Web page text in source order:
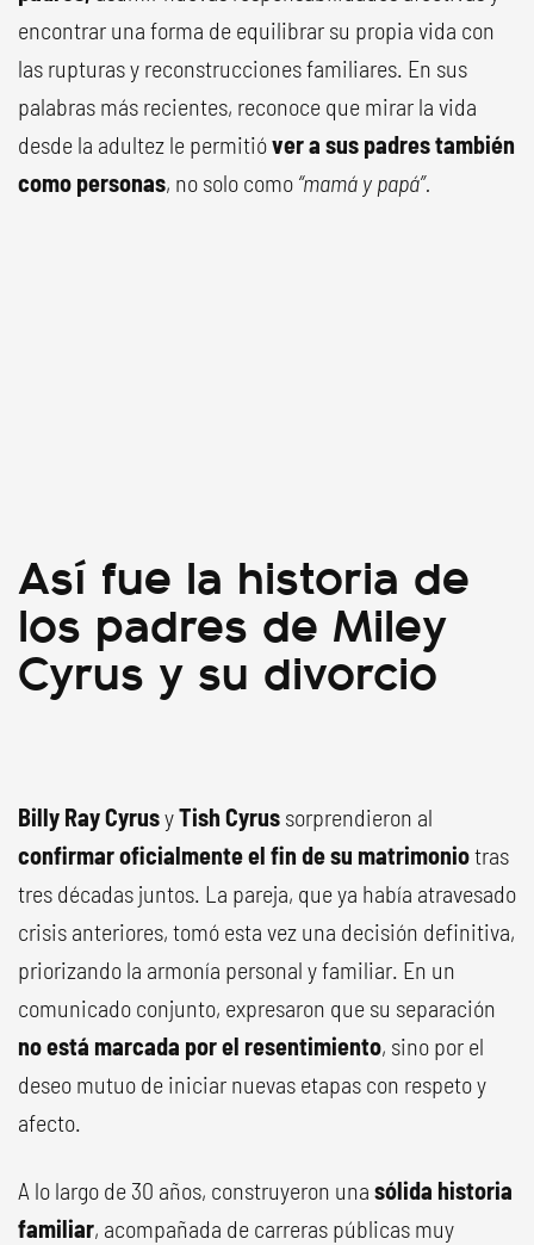
encontrar una forma de equilibrar su propia vida con
las rupturas y reconstrucciones familiares. En sus
palabras más recientes, reconoce que mirar la vida
desde la adultez le permitióver a sus padres también
como personas, no solo como “mamá y papá”.
Así fue la historia de
los padres de Miley
Cyrus y su divorcio
Billy Ray CyrusyTish Cyrus sorprendieron al
confirmar oficialmente el fin de su matrimoniotras
tres décadas juntos. La pareja, que ya había atravesado
crisis anteriores, tomó esta vez una decisión definitiva,
priorizando la armonía personal y familiar. En un
comunicado conjunto, expresaron que su separación
no está marcada por el resentimiento, sino por el
deseo mutuo de iniciar nuevas etapas con respeto y
afecto.
A lo largo de 30 años, construyeron una sólida historia
familiar, acompañada de carreras públicas muy